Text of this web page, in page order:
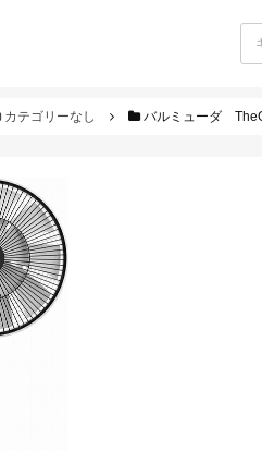
カテゴリーなし バルミューダ